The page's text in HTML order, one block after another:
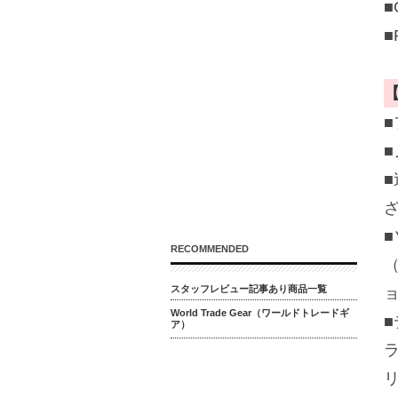
■
■
■
■
■
RECOMMENDED
スタッフレビュー記事あり商品一覧
World Trade Gear（ワールドトレードギ
ア）